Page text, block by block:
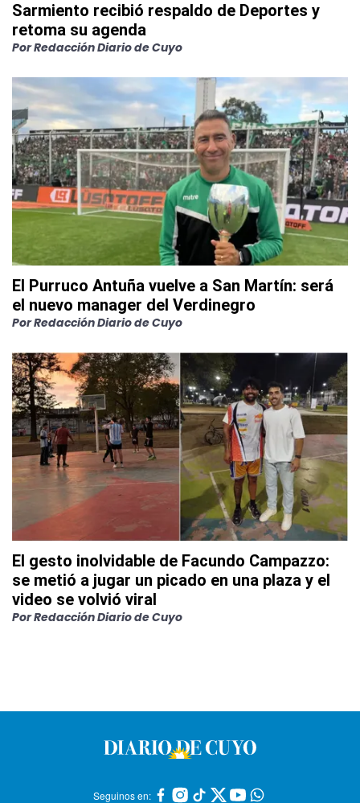
Sarmiento recibió respaldo de Deportes y
retoma su agenda
PorRedacción Diario de Cuyo
El Purruco Antuña vuelve a San Martín: será
el nuevo manager del Verdinegro
PorRedacción Diario de Cuyo
El gesto inolvidable de Facundo Campazzo:
se metió a jugar un picado en una plaza y el
video se volvió viral
PorRedacción Diario de Cuyo
Seguinos en: